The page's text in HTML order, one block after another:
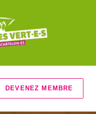
DEVENEZ MEMBRE